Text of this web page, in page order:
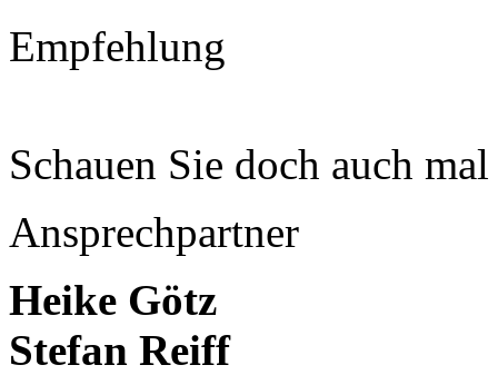
Empfehlung
Schauen Sie doch auch
Ansprechpartner
Heike Götz
Stefan Reiff